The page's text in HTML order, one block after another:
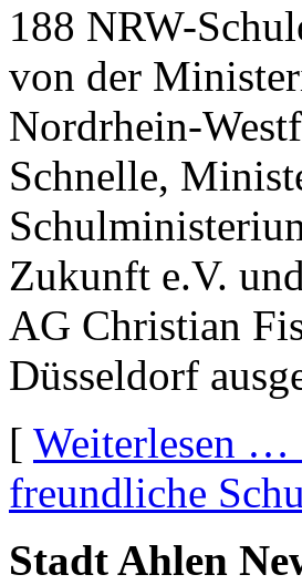
188 NRW-
von der
Nordrhein-
Schnelle,
Zukunft e.V.
AG Christian
Düsseldorf
[ Weiterlesen …
freundliche
Stadt Ahlen